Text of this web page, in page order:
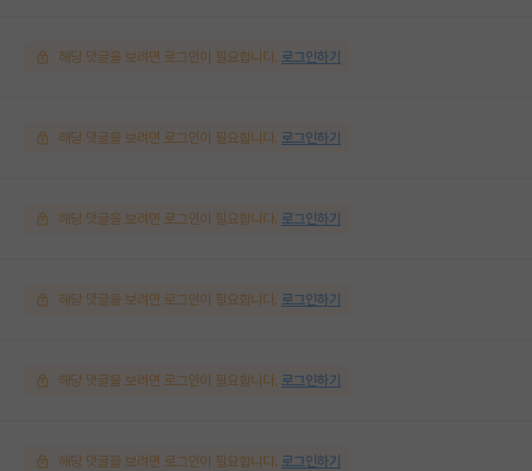
해당 댓글을 보려면 로그인이 필요합니다. 로그인하기
해당 댓글을 보려면 로그인이 필요합니다. 로그인하기
해당 댓글을 보려면 로그인이 필요합니다. 로그인하기
해당 댓글을 보려면 로그인이 필요합니다. 로그인하기
해당 댓글을 보려면 로그인이 필요합니다. 로그인하기
해당 댓글을 보려면 로그인이 필요합니다. 로그인하기